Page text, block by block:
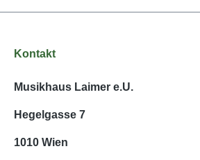
Kontakt
Musikhaus Laimer e.U.
Hegelgasse 7
1010 Wien